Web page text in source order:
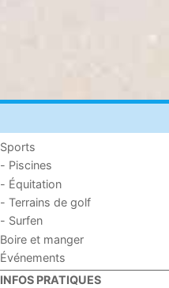
Sports
- Piscines
- Équitation
- Terrains de golf
- Surfen
Boire et manger
Événements
INFOS PRATIQUES